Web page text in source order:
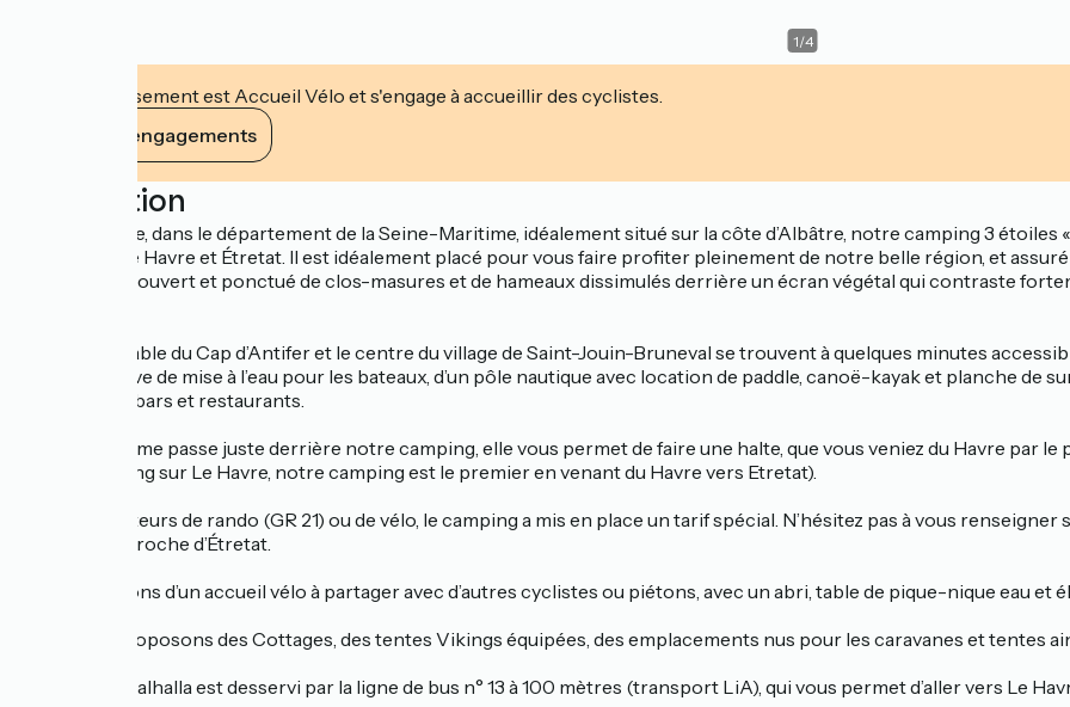
1/4
Cet établissement est Accueil Vélo et s'engage à accueillir des cyclistes.
Voir ses engagements
Description
En Normandie, dans le département de la Seine-Maritime, idéalement situé sur la côte d’Albâtre, notre camping 3
situé entre Le Havre et Étretat. Il est idéalement placé pour vous faire profiter pleinement de notre belle région, et
vaste plateau ouvert et ponctué de clos-masures et de hameaux dissimulés derrière un écran végétal qui contraste
La plage de sable du Cap d’Antifer et le centre du village de Saint-Jouin-Bruneval se trouvent à quelques minutes
neuve privative de mise à l’eau pour les bateaux, d’un pôle nautique avec location de paddle, canoë-kayak et planche de
ainsi que des bars et restaurants.
La Vélomaritime passe juste derrière notre camping, elle vous permet de faire une halte, que vous veniez du Havre par
pas de camping sur Le Havre, notre camping est le premier en venant du Havre vers Etretat).
Pour les amateurs de rando (GR 21) ou de vélo, le camping a mis en place un tarif spécial. N’hésitez pas à vous
Normandie, proche d’Étretat.
Nous disposons d’un accueil vélo à partager avec d’autres cyclistes ou piétons, avec un abri, table de pique-nique eau et
Nous vous proposons des Cottages, des tentes Vikings équipées, des emplacements nus pour les caravanes et tentes
Le camping Valhalla est desservi par la ligne de bus n° 13 à 100 mètres (transport LiA), qui vous permet d’aller vers Le